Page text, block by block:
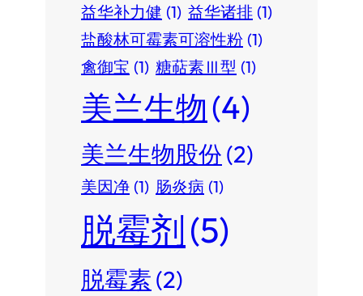
益华补力健 (1) 益华诸排 (1)
盐酸林可霉素可溶性粉 (1)
禽御宝 (1) 糖萜素Ⅲ型 (1)
美兰生物(4)
美兰生物股份(2)
美因净 (1) 肠炎病 (1)
脱霉剂(5)
脱霉素(2)